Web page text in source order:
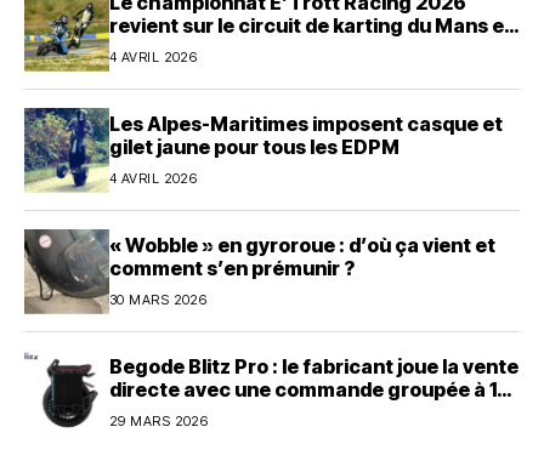
revient sur le circuit de karting du Mans en
avril
4 AVRIL 2026
Les Alpes-Maritimes imposent casque et
gilet jaune pour tous les EDPM
4 AVRIL 2026
« Wobble » en gyroroue : d’où ça vient et
comment s’en prémunir ?
30 MARS 2026
Begode Blitz Pro : le fabricant joue la vente
directe avec une commande groupée à 1
600 dollars
29 MARS 2026